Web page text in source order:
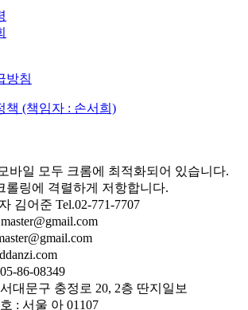
방침
책 (책임자 : 손서희)
바일 모두 크롬에 최적화되어 있습니다.
롤링에 격렬하게 저항합니다.
김어준 Tel.02-771-7707
86-08349
대문구 충정로 20, 2층 딴지일보
: 서울 아 01107